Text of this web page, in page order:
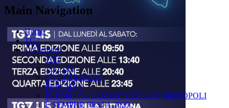
Main Navigation
Home
TG7
On demand
TG7
TG7 LIS
TG7 TARANTO
PERCHÉ ?
PREMIO "IL GOZZO" CITTÀ DI MONOPOLI
È SEMPRE FESTA 2025